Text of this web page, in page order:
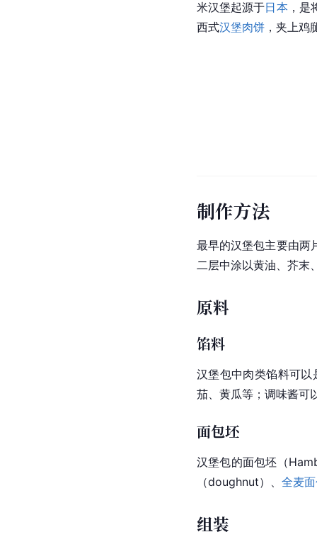
米汉堡起源于日本 ，
西式汉堡肉饼 ，夹上鸡
制作方法
最早的汉堡包主要由两
二层中涂以黄油、芥末
原料
馅料
汉堡包中肉类馅料可以
茄、黄瓜等；调味酱可
面包坯
汉堡包的面包坯（
（doughnut）、 全麦
组装